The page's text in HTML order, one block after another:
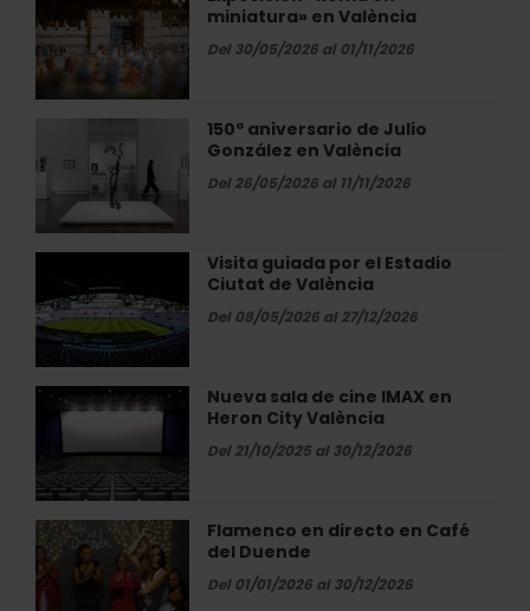
Centro
de
miniatura» en València
Del 30/05/2026 al 01/11/2026
«Roma
en
miniatura»
en
València
150º aniversario de Julio
González en València
Del 26/05/2026 al 11/11/2026
aniversario
Julio
González
en
Visita guiada por el Estadio
Ciutat de València
Del 08/05/2026 al 27/12/2026
guiada
por
el
Estadio
Ciutat
València
Nueva sala de cine IMAX en
Heron City València
Del 21/10/2025 al 30/12/2026
Nueva
sala
cine
IMAX
en
Heron
City
València
Flamenco en directo en Café
del Duende
Del 01/01/2026 al 30/12/2026
Flamenco
en
directo